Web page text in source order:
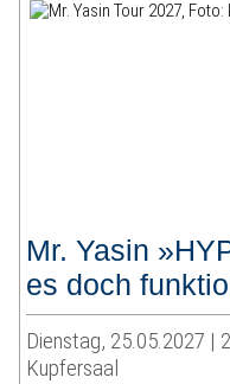
Mr. Yasin
es doch
Dienstag, 25.05.2027 |
Kupfersaal